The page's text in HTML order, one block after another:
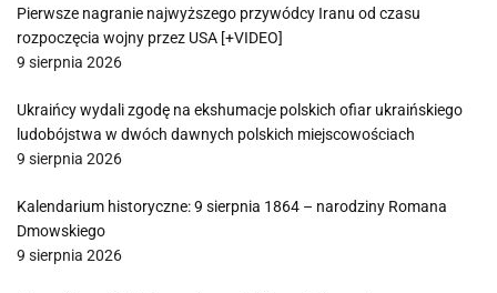
Pierwsze nagranie najwyższego przywódcy Iranu od czasu
rozpoczęcia wojny przez USA [+VIDEO]
9 sierpnia 2026
Ukraińcy wydali zgodę na ekshumacje polskich ofiar ukraińskiego
ludobójstwa w dwóch dawnych polskich miejscowościach
9 sierpnia 2026
Kalendarium historyczne: 9 sierpnia 1864 – narodziny Romana
Dmowskiego
9 sierpnia 2026